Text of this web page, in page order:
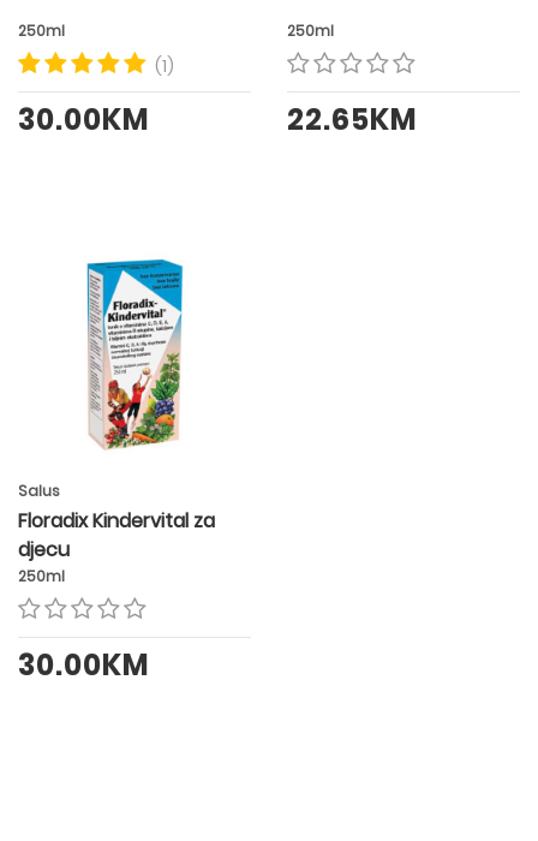
250ml
(1)
30.00KM
250ml
22.65KM
Salus
Floradix Kindervital za
djecu
250ml
30.00KM